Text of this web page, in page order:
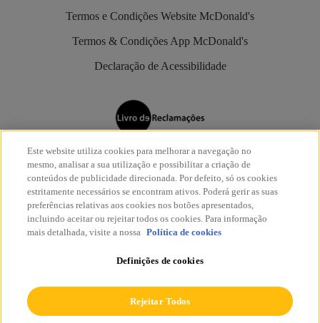
Termos e Condições Website McDonald's
Termos & Condições App McDonald's
Declaração de Acessibilidade
Os restaurantes McDonald’s são aderentes doLivro de
Reclamações Eletrónico.
© McDonald's 2026
Este website utiliza cookies para melhorar a navegação no
mesmo, analisar a sua utilização e possibilitar a criação de
conteúdos de publicidade direcionada. Por defeito, só os cookies
estritamente necessários se encontram ativos. Poderá gerir as suas
preferências relativas aos cookies nos botões apresentados,
incluindo aceitar ou rejeitar todos os cookies. Para informação
mais detalhada, visite a nossa Política de cookies
Definições de cookies
Rejeitar Todos